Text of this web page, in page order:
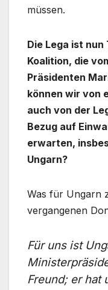
müssen.
Die Lega ist
Koalition, die
Präsidenten
können wir von
auch von der
Bezug auf
erwarten,
Ungarn?
Was für Ungarn
vergangenen
Für uns ist
Freund; er hat